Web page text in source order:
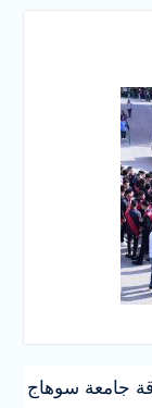
جامعة سوهاج